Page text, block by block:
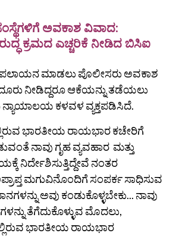
ಅವಕಾಶ ವಿವಾದ:
ಕ್ರಮದ ಎಚ್ಚರಿಕೆ ನೀಡಿದ ಬಿಸಿಐ
ಮಾಡಲು ಪೊಲೀಸರು ಅವಕಾಶ
ನೀಡಿದ್ದರೂ ಆಕೆಯನ್ನು ತಡೆಯಲು
ನ್ಯಾಯಾಲಯ ಕಳವಳ ವ್ಯಕ್ತಪಡಿಸಿದೆ.
ಭಾರತೀಯ ರಾಯಭಾರ ಕಚೇರಿಗೆ
ನಾವು ಗೃಹ ವ್ಯವಹಾರ ಮತ್ತು
ನಿರ್ದೇಶಿಸುತ್ತಿದ್ದೇವೆ ನಂತರ
ಮಗುವಿನೊಂದಿಗೆ ಸಂಪರ್ಕ ಸಾಧಿಸುವ
ಅವು ಕಂಡುಕೊಳ್ಳಬೇಕು... ನಾವು
ತೆಗೆದುಕೊಳ್ಳುವ ಮೊದಲು,
ಭಾರತೀಯ ರಾಯಭಾರ